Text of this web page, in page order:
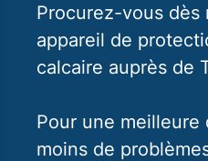
Procurez-vous dès
appareil de
calcaire auprès de
Pour une meilleure
moins de